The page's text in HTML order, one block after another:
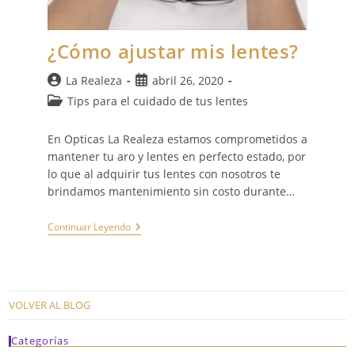
¿Cómo ajustar mis lentes?
Autor
de
La Realeza
Publicación
de
abril 26, 2020
Categoría
la
entrada:
Tips para el cuidado de tus lentes
En Opticas La Realeza estamos comprometidos a
mantener tu aro y lentes en perfecto estado, por
lo que al adquirir tus lentes con nosotros te
brindamos mantenimiento sin costo durante…
Continuar Leyendo¿Cómo
Ajustar
VOLVER AL BLOG
Categorías